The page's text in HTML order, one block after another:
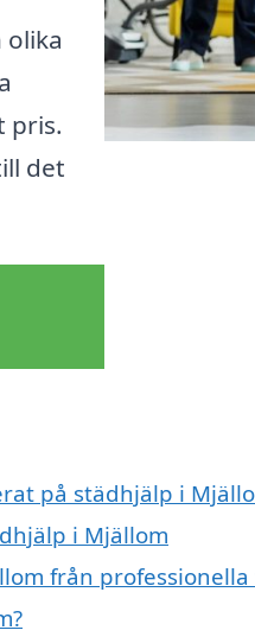
pris.
det
på städhjälp i
i Mjällom
från